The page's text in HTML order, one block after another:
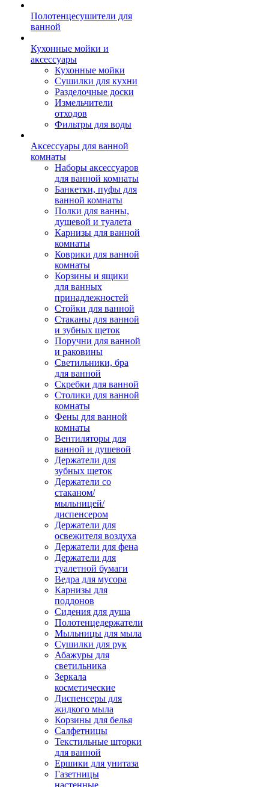
Полотенцесушители для
ванной
Кухонные мойки и
аксессуары
Кухонные мойки
Сушилки для кухни
Разделочные доски
Измельчители
отходов
Фильтры для воды
Аксессуары для ванной
комнаты
Наборы аксессуаров
для ванной комнаты
Банкетки, пуфы для
ванной комнаты
Полки для ванны,
душевой и туалета
Карнизы для ванной
комнаты
Коврики для ванной
комнаты
Корзины и ящики
для ванных
принадлежностей
Стойки для ванной
Стаканы для ванной
и зубных щеток
Поручни для ванной
и раковины
Светильники, бра
для ванной
Скребки для ванной
Столики для ванной
комнаты
Фены для ванной
комнаты
Вентиляторы для
ванной и душевой
Держатели для
зубных щеток
Держатели со
стаканом/
мыльницей/
диспенсером
Держатели для
освежителя воздуха
Держатели для фена
Держатели для
туалетной бумаги
Ведра для мусора
Карнизы для
поддонов
Сидения для душа
Полотенцедержатели
Мыльницы для мыла
Сушилки для рук
Абажуры для
светильника
Зеркала
косметические
Диспенсеры для
жидкого мыла
Корзины для белья
Салфетницы
Текстильные шторки
для ванной
Ершики для унитаза
Газетницы
настенные